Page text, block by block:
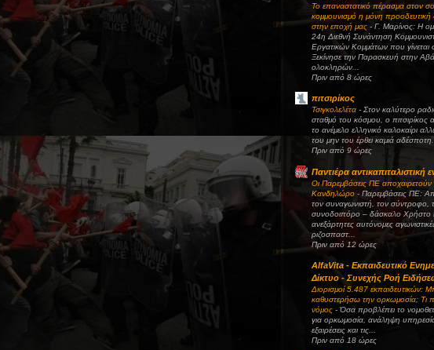
Το επαναστατικό πέρασμα στον
κομμουνισμό η μόνη προοδευτική
στην εποχή μας - Γ. Μαρίνος: Η
24η Διεθνή Συνάντηση
Εργατικών Κομμάτων που
Ξεκίνησε την Παρασκευή στην
ολοκληρών...
Πριν από 8 ώρες
πιτσιρίκος
Τσιγκολελέτα - Στον καλύτερο
σταθμό του κόσμου, ο πιτσιρίκος
το ανέμελο ελληνικό καλοκαίρι
του μην του έρθει καμιά
Πριν από 9 ώρες
Παντιέρα αντικαπιταλιστική
Οι Παρεμβάσεις ΠΕ
Κανδηλώρο - Παρεμβάσεις ΠΕ:
τον συναγωνιστή, τον σύντροφο,
συνοδοιπόρο – δάσκαλο
ανεξάρτητες αυτόνομες
ριζοσπαστ...
Πριν από 12 ώρες
AlfaVita - Εκπαιδευτικό
Δίκτυο - Συνεχής Ροή
Διορισμοί 5.487 εκπαιδευτικών:
καθυστερήσω την ορκωμοσία; Τι
νόμος - Όσα προβλέπει το
για ορκωμοσία, ανάληψη
εξαιρέσεις και τις...
Πριν από 18 ώρες